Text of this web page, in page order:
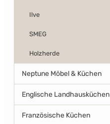
Ilve
SMEG
Holzherde
Neptune Möbel & Küchen
Englische Landhausküchen
Französische Küchen